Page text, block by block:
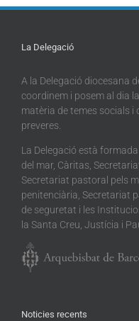
La Delegació
A la Delegació diocesana
coordinem i posem al dia
matèria de temes socials i
preveres.
La Delegació està
del mar, Càritas,
Secretariat pastoral pels
penitenciària, Secretariat
de seguretat i les
la Santa Creu, Justícia i
Noticies recents